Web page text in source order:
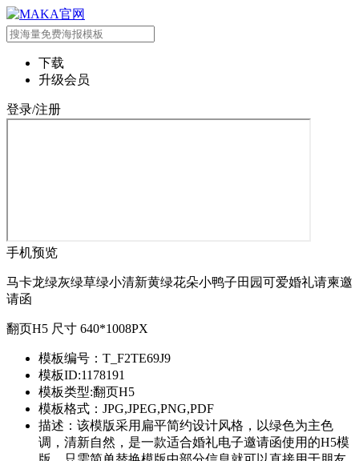
下载
升级会员
登录/注册
手机预览
马卡龙绿灰绿草绿小清新黄绿花朵小鸭子田园可爱婚礼请柬邀
请函
翻页H5 尺寸 640*1008PX
模板编号：T_F2TE69J9
模板ID:1178191
模板类型:翻页H5
模板格式：JPG,JPEG,PNG,PDF
描述：该模版采用扁平简约设计风格，以绿色为主色
调，清新自然，是一款适合婚礼电子邀请函使用的H5模